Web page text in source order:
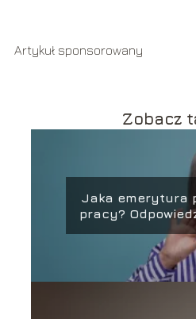
Artykuł sponsorowany
Zobacz
Jaka emerytura
pracy?
o wysokość